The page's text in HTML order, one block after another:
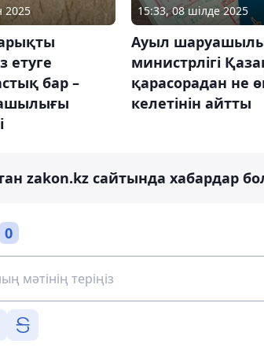
2025
етуге
бар –
15:33, 08 шілде 2025
Ауыл
министрлігі
қарасорадан не
келетінін айтты
zakon.kz сайтында хабардар
0